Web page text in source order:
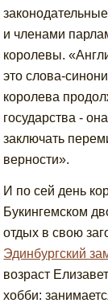
и членами
королевы.
это слова-
королева
государства -
заключать
верности».
И по сей день
Букингемском
отдых в свою
Эдинбургский
возраст
хобби: